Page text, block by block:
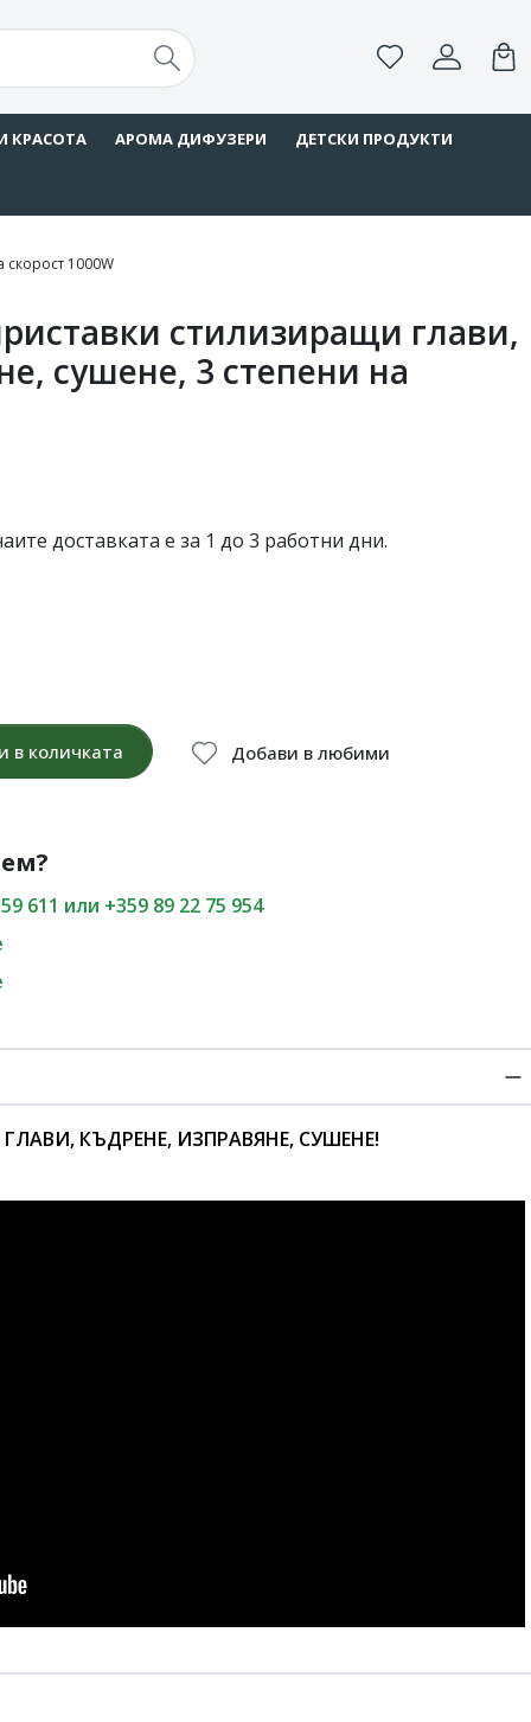
КРАСОТА АРОМА ДИФУЗЕРИ ДЕТСКИ ПРОДУКТИ
1000W
стилизиращи глави,
сушене, 3 степени на
доставката е за 1 до 3 работни дни.
в количката Добави в любими
611 или +359 89 22 75 954
КЪДРЕНЕ, ИЗПРАВЯНЕ, СУШЕНЕ!